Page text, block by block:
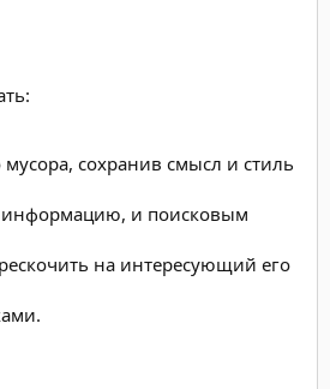
сохранив смысл и стиль
информацию, и поисковым
на интересующий его